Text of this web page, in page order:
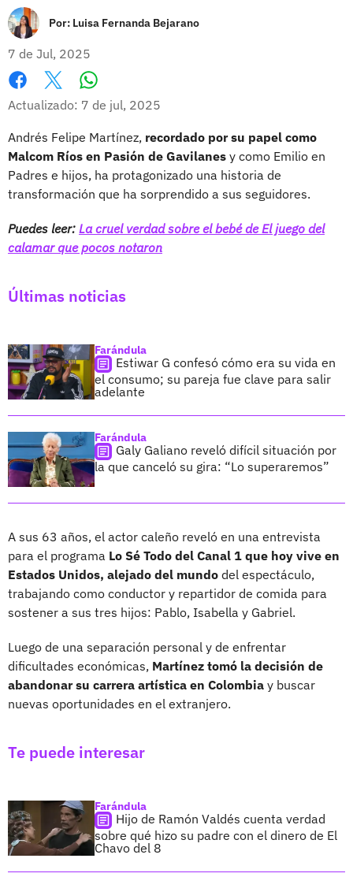
Por: Luisa Fernanda Bejarano
7 de Jul, 2025
Facebook
X
Actualizado: 7 de jul, 2025
Andrés Felipe Martínez, recordado por su papel como
Malcom Ríos en Pasión de Gavilanes y como Emilio en
Padres e hijos, ha protagonizado una historia de
transformación que ha sorprendido a sus seguidores.
Puedes leer: La cruel verdad sobre el bebé de El juego del
calamar que pocos notaron
Últimas noticias
Farándula
Estiwar G confesó cómo era su vida en
el consumo; su pareja fue clave para salir
adelante
Farándula
Galy Galiano reveló difícil situación por
la que canceló su gira: “Lo superaremos”
A sus 63 años, el actor caleño reveló en una entrevista
para el programa Lo Sé Todo del Canal 1 que hoy vive en
Estados Unidos, alejado del mundo del espectáculo,
trabajando como conductor y repartidor de comida para
sostener a sus tres hijos: Pablo, Isabella y Gabriel.
Luego de una separación personal y de enfrentar
dificultades económicas, Martínez tomó la decisión de
abandonar su carrera artística en Colombia y buscar
nuevas oportunidades en el extranjero.
Te puede interesar
Farándula
Hijo de Ramón Valdés cuenta verdad
sobre qué hizo su padre con el dinero de El
Chavo del 8